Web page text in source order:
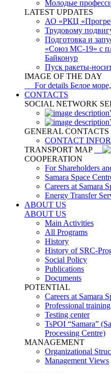
Молодые
LATEST UPDATES
АО «РКЦ
Трудовому
Подготовка и
«Союз МС-19» с
Байконур
Пуск ракеты-
IMAGE OF THE DAY
For details Белое
CONTACTS
SOCIAL NETWORK
GENERAL CONTACTS
CONTACT
TRANSPORT MAP
COOPERATION
For Shareholders
Samara Space
Careers at Samara
Energy Transfer
ABOUT US
ABOUT US
Main Activities
All Programs
History
History of SRC-
Social Policy
Publications
Documents
POTENTIAL
Careers at Samara
Professional
Testing center
TsPOI “Samara”
Processing Centre)
MANAGEMENT
Organizational
Management Views